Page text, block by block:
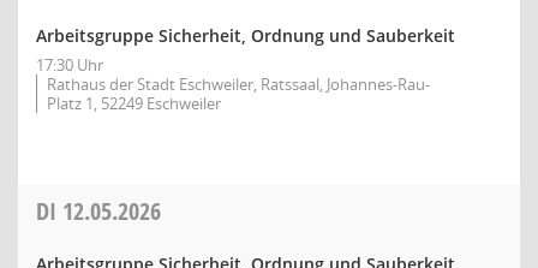
Arbeitsgruppe Sicherheit, Ordnung und Sauberkeit
17:30 Uhr
Rathaus der Stadt Eschweiler, Ratssaal, Johannes-Rau-
Platz 1, 52249 Eschweiler
DI 12.05.2026